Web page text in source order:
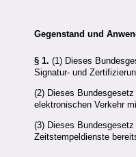
Gegenstand und
§ 1. (1) Dieses
Signatur- und
(2) Dieses
elektronischen Verkehr
(3) Dieses
Zeitstempeldienste